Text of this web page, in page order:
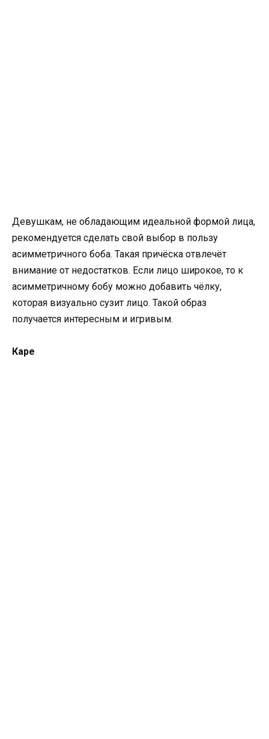
Девушкам, не обладающим идеальной формой лица,
рекомендуется сделать свой выбор в пользу
асимметричного боба. Такая причёска отвлечёт
внимание от недостатков. Если лицо широкое, то к
асимметричному бобу можно добавить чёлку,
которая визуально сузит лицо. Такой образ
получается интересным и игривым.
Каре